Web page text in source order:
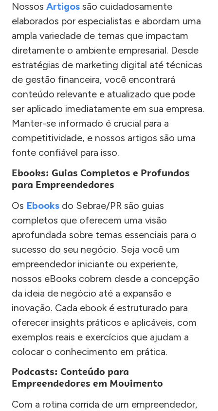
Nossos Artigos são cuidadosamente
elaborados por especialistas e abordam uma
ampla variedade de temas que impactam
diretamente o ambiente empresarial. Desde
estratégias de marketing digital até técnicas
de gestão financeira, você encontrará
conteúdo relevante e atualizado que pode
ser aplicado imediatamente em sua empresa.
Manter-se informado é crucial para a
competitividade, e nossos artigos são uma
fonte confiável para isso.
Ebooks: Guias Completos e Profundos
para Empreendedores
Os Ebooks do Sebrae/PR são guias
completos que oferecem uma visão
aprofundada sobre temas essenciais para o
sucesso do seu negócio. Seja você um
empreendedor iniciante ou experiente,
nossos eBooks cobrem desde a concepção
da ideia de negócio até a expansão e
inovação. Cada ebook é estruturado para
oferecer insights práticos e aplicáveis, com
exemplos reais e exercícios que ajudam a
colocar o conhecimento em prática.
Podcasts: Conteúdo para
Empreendedores em Movimento
Com a rotina corrida de um empreendedor,